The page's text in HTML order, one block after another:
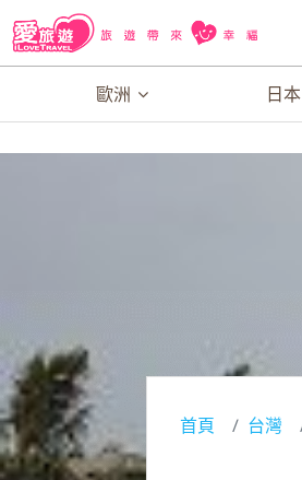
歐洲 日本
首頁 台灣